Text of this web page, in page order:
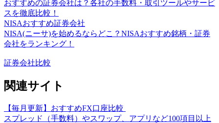
おすすめの証券会社は？各社の手数料・取引ツールやサービ
スを徹底比較！
NISAおすすめ証券会社
NISA(ニーサ)を始めるならどこ？NISAおすすめ銘柄・証券
会社をランキング！
証券会社比較
関連サイト
【毎月更新】おすすめFX口座比較
スプレッド（手数料）やスワップ、アプリなど100項目以上